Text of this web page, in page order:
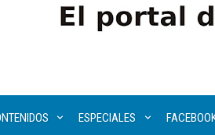
ESPECIALES